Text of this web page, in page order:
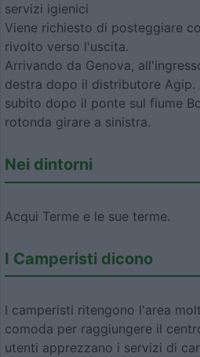
servizi igienici
Viene richiesto di posteggiare
rivolto verso l'uscita.
Arrivando da Genova,
destra dopo il distributore Agip.
subito dopo il ponte sul fiume
rotonda girare a sinistra.
Nei dintorni
Acqui Terme e le sue terme.
I Camperisti dicono
I camperisti ritengono l'area
comoda per raggiungere il
utenti apprezzano i servizi di